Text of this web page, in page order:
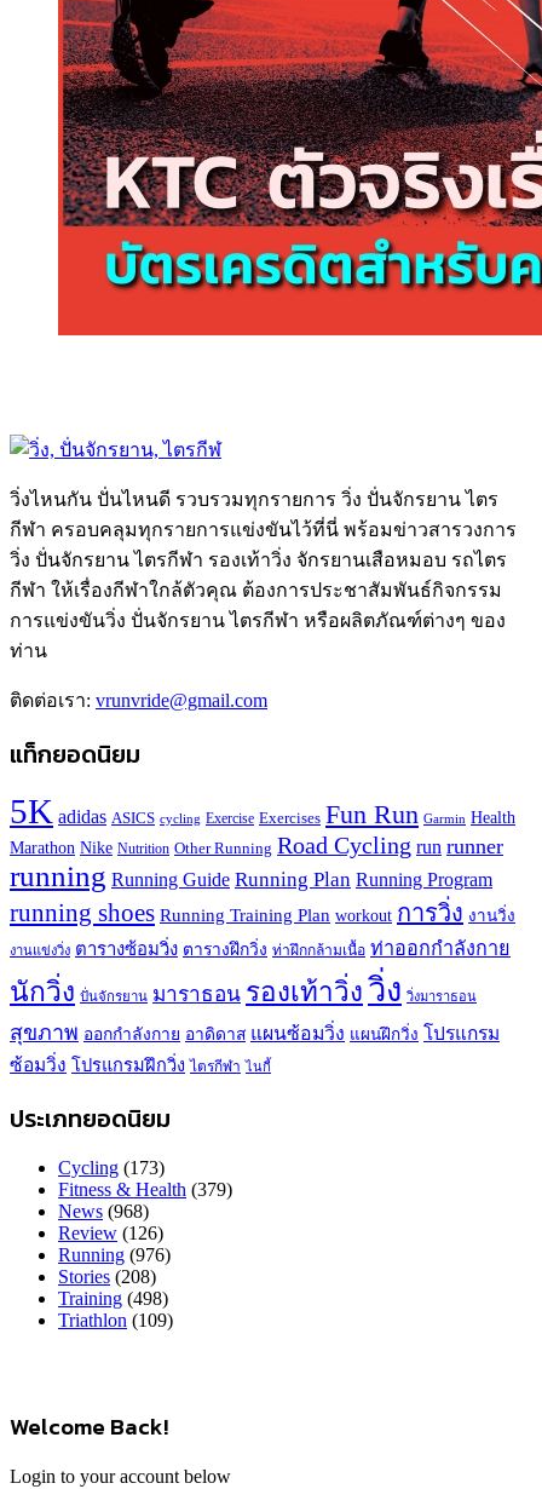
วิ่งไหนกัน ปั่นไหนดี รวบรวมทุกรายการ วิ่ง ปั่นจักรยาน ไตร
กีฬา ครอบคลุมทุกรายการแข่งขันไว้ที่นี่ พร้อมข่าวสารวงการ
วิ่ง ปั่นจักรยาน ไตรกีฬา รองเท้าวิ่ง จักรยานเสือหมอบ รถไตร
กีฬา ให้เรื่องกีฬาใกล้ตัวคุณ ต้องการประชาสัมพันธ์กิจกรรม
การแข่งขันวิ่ง ปั่นจักรยาน ไตรกีฬา หรือผลิตภัณฑ์ต่างๆ ของ
ท่าน
ติดต่อเรา: vrunvride@gmail.com
แท็กยอดนิยม
5K adidas ASICS cycling Exercise Exercises Fun Run Garmin Health
Marathon Nike Nutrition Other Running Road Cycling run runner
running Running Guide Running Plan Running Program
running shoes Running Training Plan workout การวิ่ง งานวิ่ง
งานแข่งวิ่ง ตารางซ้อมวิ่ง ตารางฝึกวิ่ง ท่าฝึกกล้ามเนื้อ ท่าออกกำลังกาย
นักวิ่ง ปั่นจักรยาน มาราธอน รองเท้าวิ่ง วิ่ง วิ่งมาราธอน
สุขภาพ ออกกำลังกาย อาดิดาส แผนซ้อมวิ่ง แผนฝึกวิ่ง โปรแกรม
ซ้อมวิ่ง โปรแกรมฝึกวิ่ง ไตรกีฬา ไนกี้
ประเภทยอดนิยม
Cycling (173)
Fitness & Health (379)
News (968)
Review (126)
Running (976)
Stories (208)
Training (498)
Triathlon (109)
Welcome Back!
Login to your account below